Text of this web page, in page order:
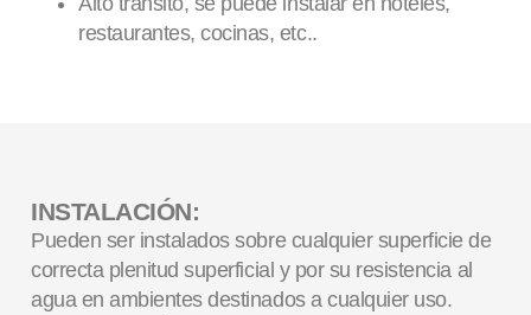
restaurantes, cocinas, etc..
INSTALACIÓN:
Pueden ser instalados sobre cualquier superficie de
correcta plenitud superficial y por su resistencia al
agua en ambientes destinados a cualquier uso.